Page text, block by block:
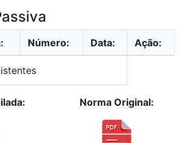
Número: Data: Ação:
Norma Original: